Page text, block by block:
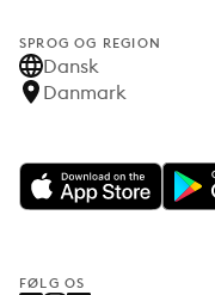
SPROG OG REGION
Dansk
Danmark
FØLG OS